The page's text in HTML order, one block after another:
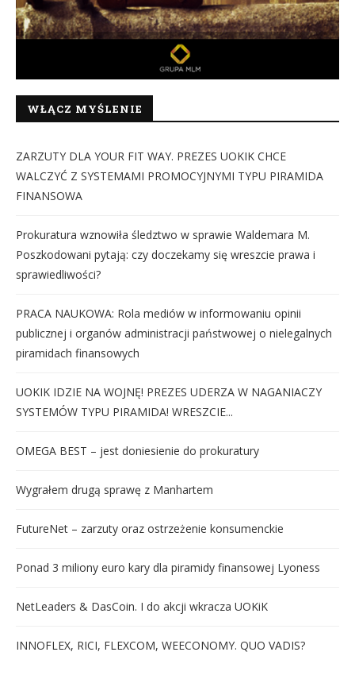
WŁĄCZ MYŚLENIE
ZARZUTY DLA YOUR FIT WAY. PREZES UOKIK CHCE
WALCZYĆ Z SYSTEMAMI PROMOCYJNYMI TYPU PIRAMIDA
FINANSOWA
Prokuratura wznowiła śledztwo w sprawie Waldemara M.
Poszkodowani pytają: czy doczekamy się wreszcie prawa i
sprawiedliwości?
PRACA NAUKOWA: Rola mediów w informowaniu opinii
publicznej i organów administracji państwowej o nielegalnych
piramidach finansowych
UOKIK IDZIE NA WOJNĘ! PREZES UDERZA W NAGANIACZY
SYSTEMÓW TYPU PIRAMIDA! WRESZCIE...
OMEGA BEST – jest doniesienie do prokuratury
Wygrałem drugą sprawę z Manhartem
FutureNet – zarzuty oraz ostrzeżenie konsumenckie
Ponad 3 miliony euro kary dla piramidy finansowej Lyoness
NetLeaders & DasCoin. I do akcji wkracza UOKiK
INNOFLEX, RICI, FLEXCOM, WEECONOMY. QUO VADIS?